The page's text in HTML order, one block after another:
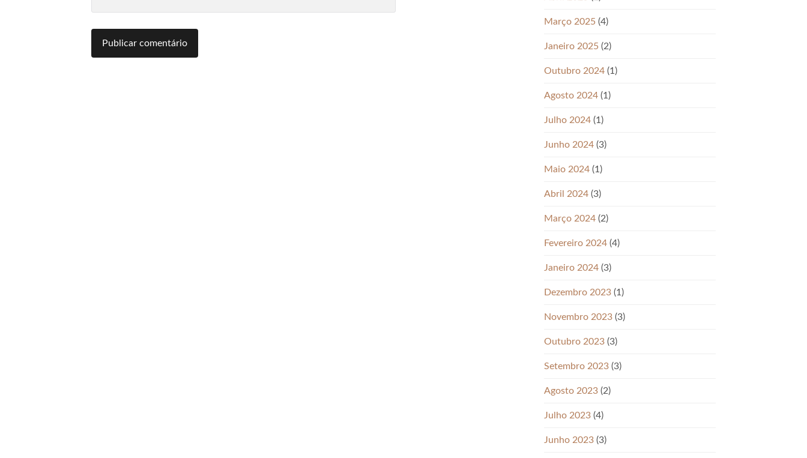
Março 2025 (4)
Janeiro 2025 (2)
Outubro 2024 (1)
Agosto 2024 (1)
Julho 2024 (1)
Junho 2024 (3)
Maio 2024 (1)
Abril 2024 (3)
Março 2024 (2)
Fevereiro 2024 (4)
Janeiro 2024 (3)
Dezembro 2023 (1)
Novembro 2023 (3)
Outubro 2023 (3)
Setembro 2023 (3)
Agosto 2023 (2)
Julho 2023 (4)
Junho 2023 (3)